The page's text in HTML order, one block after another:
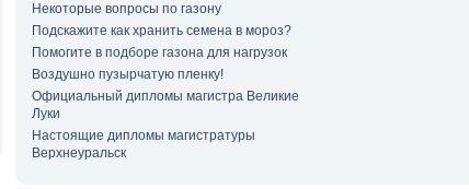
Некоторые вопросы по газону
Подскажите как хранить семена в мороз?
Помогите в подборе газона для нагрузок
Воздушно пузырчатую пленку!
Официальный дипломы магистра Великие
Луки
Настоящие дипломы магистратуры
Верхнеуральск